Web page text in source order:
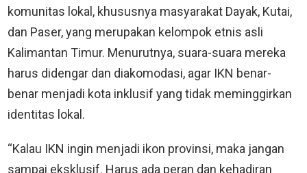
komunitas lokal, khususnya masyarakat Dayak, Kutai,
dan Paser, yang merupakan kelompok etnis asli
Kalimantan Timur. Menurutnya, suara-suara mereka
harus didengar dan diakomodasi, agar IKN benar-
benar menjadi kota inklusif yang tidak meminggirkan
identitas lokal.
“Kalau IKN ingin menjadi ikon provinsi, maka jangan
sampai eksklusif. Harus ada peran dan kehadiran